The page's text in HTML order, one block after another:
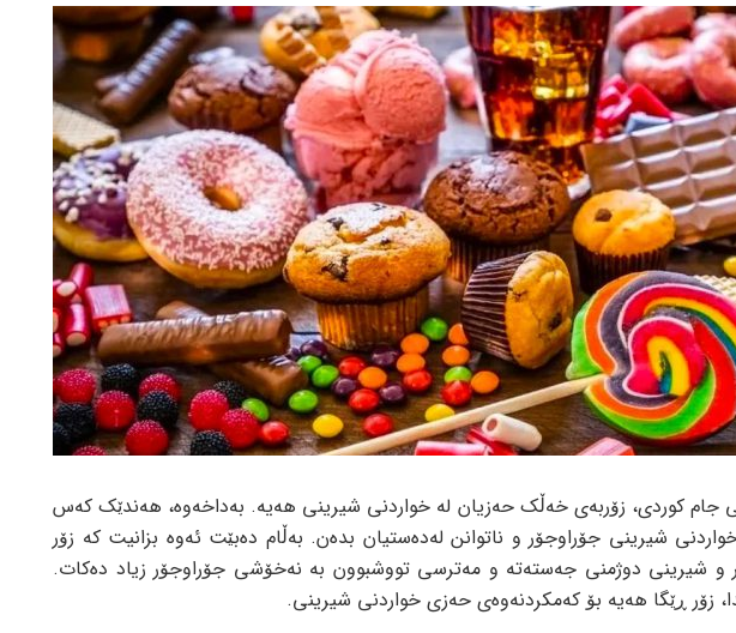
جام کوردی، زۆربەی خەڵک حەزیان لە خواردنی شیرینی هەیە. بەداخەوە، هەندێک کەس
شیرینی جۆراوجۆر و ناتوانن لەدەستیان بدەن. بەڵام دەبێت ئەوە بزانیت کە زۆر
و شیرینی دوژمنی جەستەتە و مەترسی تووشبوون بە نەخۆشی جۆراوجۆر زیاد دەکات.
زۆر ڕێگا هەیە بۆ کەمکردنەوەی حەزی خواردنی شیرینی.